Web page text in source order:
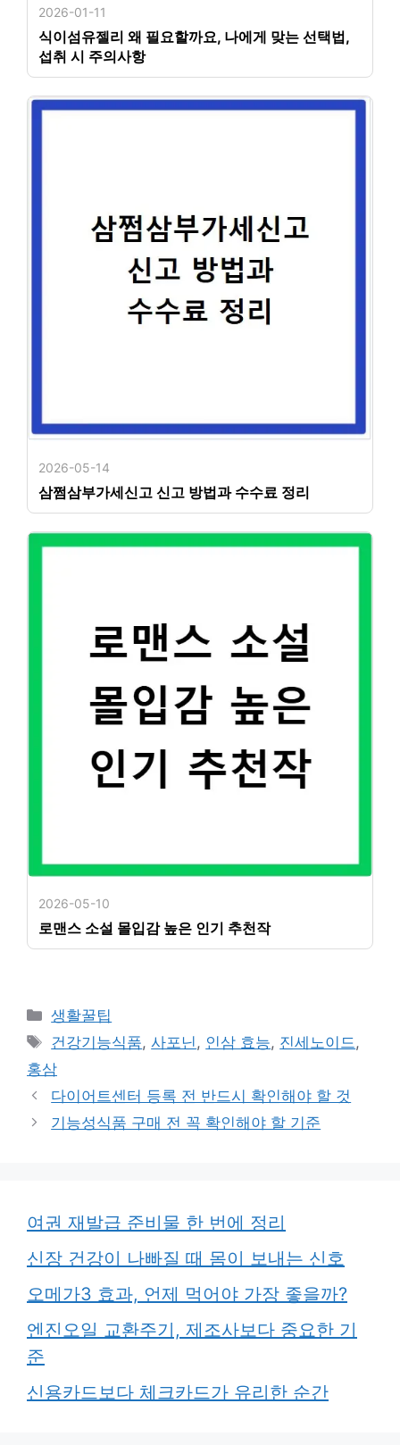
2026-01-11
식이섬유젤리 왜 필요할까요, 나에게 맞는 선택법,
섭취 시 주의사항
2026-05-14
삼쩜삼부가세신고 신고 방법과 수수료 정리
2026-05-10
로맨스 소설 몰입감 높은 인기 추천작
카
테
리
생활꿀팁
태
그
건강기능식품,사포닌, 인삼 효능, 진세노이드,
홍삼
다이어트센터 등록 전 반드시 확인해야 할 것
기능성식품 구매 전 꼭 확인해야 할 기준
여권 재발급 준비물 한 번에 정리
신장 건강이 나빠질 때 몸이 보내는 신호
오메가3 효과, 언제 먹어야 가장 좋을까?
엔진오일 교환주기, 제조사보다 중요한 기
준
신용카드보다 체크카드가 유리한 순간